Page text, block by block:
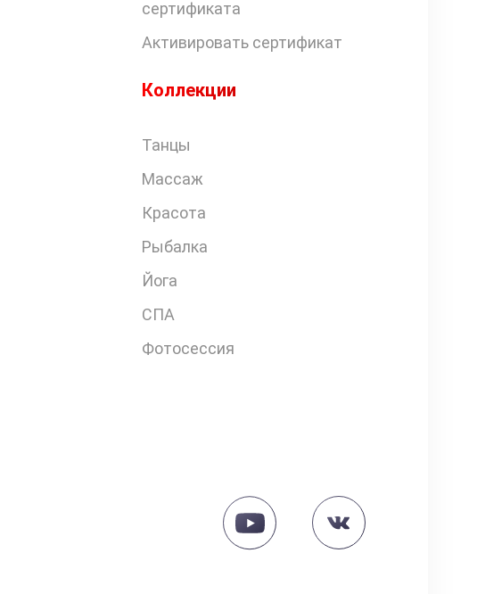
сертификата
Активировать сертификат
Коллекции
Танцы
Массаж
Красота
Рыбалка
Йога
СПА
Фотосессия